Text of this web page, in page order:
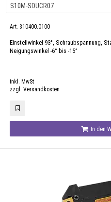
Art. 310400.0100
Einstellwinkel 93°, Schraubspannung,
Neigungswinkel -6° bis -15°
inkl. MwSt
zzgl. Versandkosten
In den